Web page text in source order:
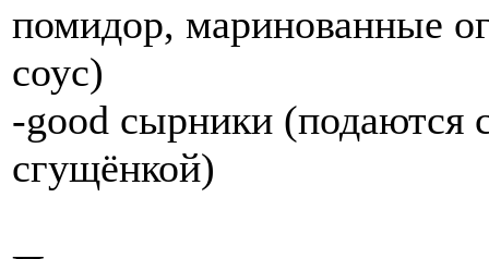
помидор, маринованные
соус)
-good сырники (подаются
сгущёнкой)